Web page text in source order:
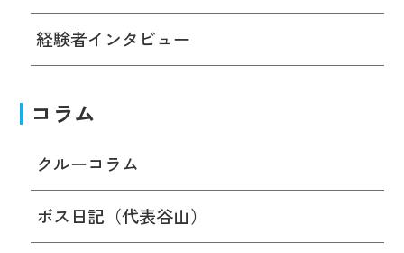
経験者インタビュー
コラム
クルーコラム
ボス日記（代表谷山）